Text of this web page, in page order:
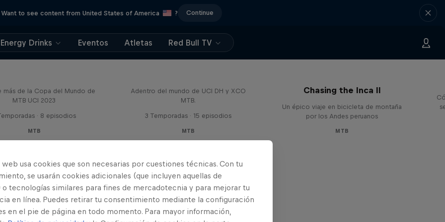
Want to see content from United States of America ? Continue
Energy Drinks Eventos Atletas Red Bull TV
más de la Copa del Mundo de
MTB UCI 2023
· 8 episodios
MTB
Adentro del mundo de UCI DH y XCO
MTB.
3 Temporadas · 15 episodios
MTB
Chasing the Inca II
Un épico viaje en bicicleta de montaña
por los Andes peruanos
MTB
web usa cookies que son necesarias por cuestiones técnicas. Con tu
se usarán cookies adicionales (que incluyen aquellas de
tecnologías similares para fines de mercadotecnia y para mejorar tu
en línea. Puedes retirar tu consentimiento mediante la configuración
en el pie de página en todo momento. Para mayor información,